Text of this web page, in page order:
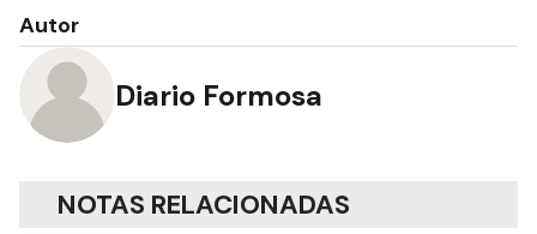
Autor
Diario Formosa
NOTAS RELACIONADAS